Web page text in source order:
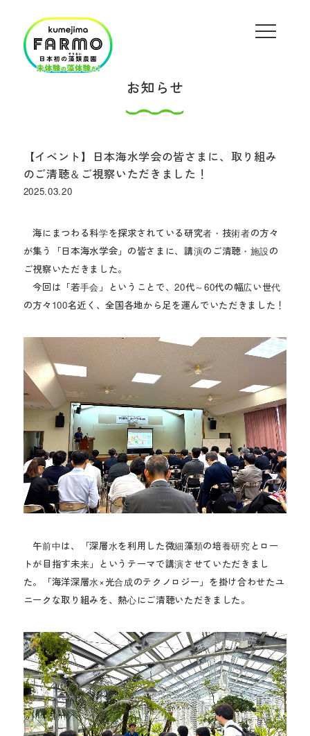
お知らせ
【イベント】日本海水学会の皆さまに、取り組み
のご清聴＆ご視察いただきました！
2025.03.20
海にまつわる科学を探求されている研究者・技術者の方々
が集う「日本海水学会」の皆さまに、講演のご清聴・施設の
ご視察いただきました。
今回は「若手会」ということで、20代～60代の幅広い世代
の方々100名近く、全国各地から足を運んでいただきました！
午前中は、「深層水を利用した微細藻類の培養研究とロー
トが目指す未来」というテーマで講演させていただきまし
た。「海洋深層水×光合成のテクノロジー」を掛け合わせたユ
ニークな取り組みを、熱心にご清聴いただきました。